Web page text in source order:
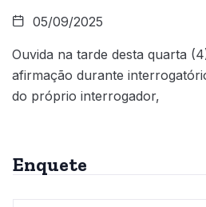
05/09/2025
Ouvida na tarde desta quarta
afirmação durante
do próprio interrogador,
Enquete